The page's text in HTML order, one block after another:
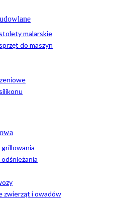
malarskie
do maszyn
zwierząt i owadów